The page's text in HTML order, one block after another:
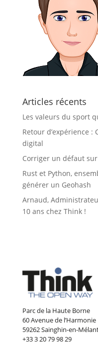
Articles récents
Les valeurs du sport
Retour d’expérience :
digital
Corriger un défaut
Rust et Python,
générer un Geohash
Arnaud,
10 ans chez Think !
Parc de la Haute Borne
60 Avenue de l’Harmonie
59262 Sainghin-en-
+33 3 20 79 98 29